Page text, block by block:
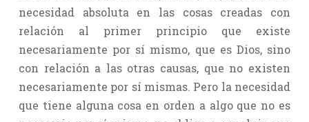
necesidad absoluta en las cosas creadas con
relación al primer principio que existe
necesariamente por sí mismo, que es Dios, sino
con relación a las otras causas, que no existen
necesariamente por sí mismas. Pero la necesidad
que tiene alguna cosa en orden a algo que no es